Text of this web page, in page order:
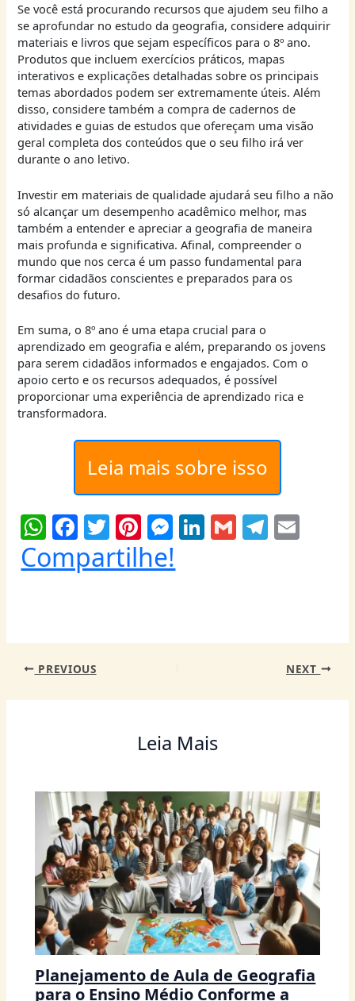
Se você está procurando recursos que ajudem seu filho a
se aprofundar no estudo da geografia, considere adquirir
materiais e livros que sejam específicos para o 8º ano.
Produtos que incluem exercícios práticos, mapas
interativos e explicações detalhadas sobre os principais
temas abordados podem ser extremamente úteis. Além
disso, considere também a compra de cadernos de
atividades e guias de estudos que ofereçam uma visão
geral completa dos conteúdos que o seu filho irá ver
durante o ano letivo.
Investir em materiais de qualidade ajudará seu filho a não
só alcançar um desempenho acadêmico melhor, mas
também a entender e apreciar a geografia de maneira
mais profunda e significativa. Afinal, compreender o
mundo que nos cerca é um passo fundamental para
formar cidadãos conscientes e preparados para os
desafios do futuro.
Em suma, o 8º ano é uma etapa crucial para o
aprendizado em geografia e além, preparando os jovens
para serem cidadãos informados e engajados. Com o
apoio certo e os recursos adequados, é possível
proporcionar uma experiência de aprendizado rica e
transformadora.
Leia mais sobre isso
W
h
at
p
p
F
a
c
o
o
k
T
w
itt
Pi
nt
er
M
ss
g
er
Li
n
G T
m
Compartilhe!
PREVIOUS NEXT
Leia Mais
Planejamento de Aula de Geografia
para o Ensino Médio Conforme a